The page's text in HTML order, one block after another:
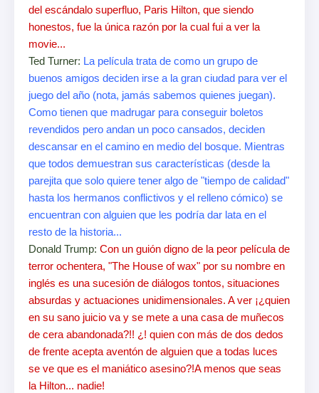
del escándalo superfluo, Paris Hilton, que siendo
honestos, fue la única razón por la cual fui a ver la
movie...
Ted Turner: La película trata de como un grupo de
buenos amigos deciden irse a la gran ciudad para ver el
juego del año (nota, jamás sabemos quienes juegan).
Como tienen que madrugar para conseguir boletos
revendidos pero andan un poco cansados, deciden
descansar en el camino en medio del bosque. Mientras
que todos demuestran sus características (desde la
parejita que solo quiere tener algo de "tiempo de calidad"
hasta los hermanos conflictivos y el relleno cómico) se
encuentran con alguien que les podría dar lata en el
resto de la historia...
Donald Trump: Con un guión digno de la peor película de
terror ochentera, "The House of wax" por su nombre en
inglés es una sucesión de diálogos tontos, situaciones
absurdas y actuaciones unidimensionales. A ver ¡¿quien
en su sano juicio va y se mete a una casa de muñecos
de cera abandonada?!! ¿! quien con más de dos dedos
de frente acepta aventón de alguien que a todas luces
se ve que es el maniático asesino?!A menos que seas
la Hilton... nadie!